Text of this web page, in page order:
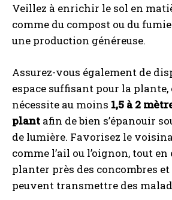
Veillez à enrichir le sol en
comme du compost ou du
une production généreuse.
Assurez-vous également de
espace suffisant pour la plante,
nécessite au moins 1,5 à 2
plant afin de bien s’épanouir
de lumière. Favorisez le
comme l’ail ou l’oignon, tout
planter près des concombres
peuvent transmettre des